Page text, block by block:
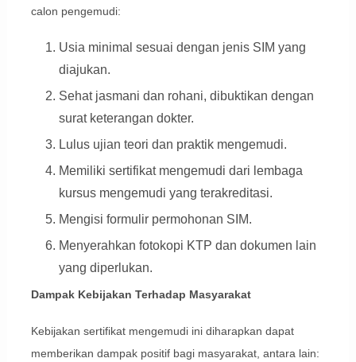
calon pengemudi:
Usia minimal sesuai dengan jenis SIM yang
diajukan.
Sehat jasmani dan rohani, dibuktikan dengan
surat keterangan dokter.
Lulus ujian teori dan praktik mengemudi.
Memiliki sertifikat mengemudi dari lembaga
kursus mengemudi yang terakreditasi.
Mengisi formulir permohonan SIM.
Menyerahkan fotokopi KTP dan dokumen lain
yang diperlukan.
Dampak Kebijakan Terhadap Masyarakat
Kebijakan sertifikat mengemudi ini diharapkan dapat
memberikan dampak positif bagi masyarakat, antara lain: